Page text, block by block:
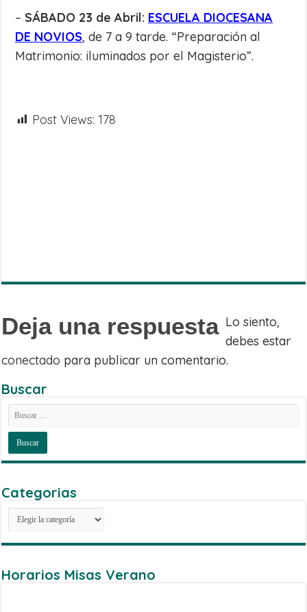
– SÁBADO 23 de Abril: ESCUELA DIOCESANA
DE NOVIOS, de 7 a 9 tarde. “Preparación al
Matrimonio: iluminados por el Magisterio”.
Post Views: 178
Email
Deja una respuesta Lo siento,
debes estar
conectado para publicar un comentario.
Buscar
Categorias
Categorias
Horarios Misas Verano